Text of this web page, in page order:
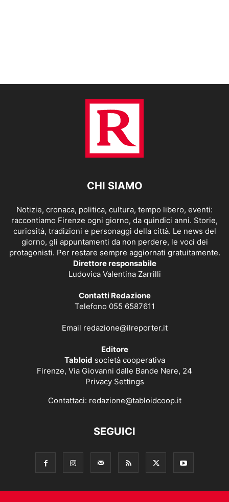
CHI SIAMO
Notizie, cronaca, politica, cultura, tempo libero, eventi:
raccontiamo Firenze ogni giorno, da quindici anni. Storie,
curiosità, tradizioni e personaggi della città. Le news del
giorno, gli appuntamenti da non perdere, le voci dei
protagonisti. Per restare sempre aggiornati gratuitamente.
Direttore responsabile
Ludovica Valentina Zarrilli
Contatti Redazione
Telefono 055 6587611
Email redazione@ilreporter.it
Editore
Tabloid società cooperativa
Firenze, Via Giovanni dalle Bande Nere, 24
Privacy Settings
Contattaci: redazione@tabloidcoop.it
SEGUICI